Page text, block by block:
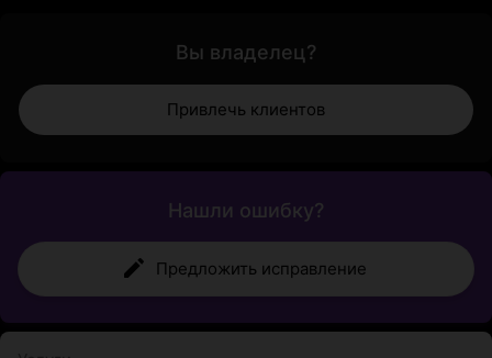
Вы владелец?
Привлечь клиентов
Нашли ошибку?
Предложить исправление